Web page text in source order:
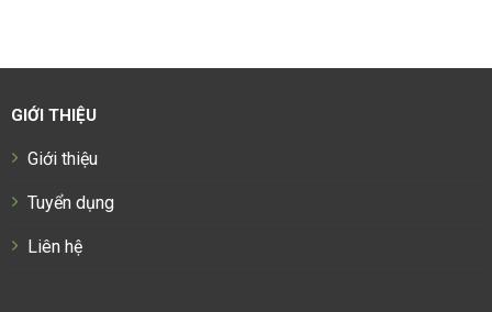
GIỚI THIỆU
Giới thiệu
Tuyển dụng
Liên hệ